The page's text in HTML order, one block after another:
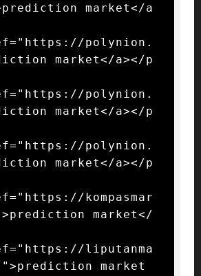
market</a
polynion.
market</a></p
polynion.
market</a></p
polynion.
market</a></p
kompasmar
market</
liputanma
market